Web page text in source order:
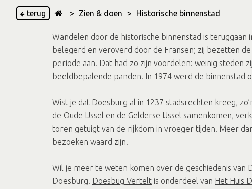
terug > Zien & doen > Historische binnenstad
Wandelen door de historische binnenstad is
belegerd en veroverd door de Fransen; zij bezetten
periode aan. Dat had zo zijn voordelen: weinig steden
beeldbepalende panden. In 1974 werd de binnenstad
Wist je dat Doesburg al in 1237 stadsrechten kreeg,
de Oude IJssel en de Gelderse IJssel samenkomen,
toren getuigt van de rijkdom in vroeger tijden. Meer
bezoeken waard zijn!
Wil je meer te weten komen over de geschiedenis van
Doesburg. Doesbug Vertelt is onderdeel van Het Huis